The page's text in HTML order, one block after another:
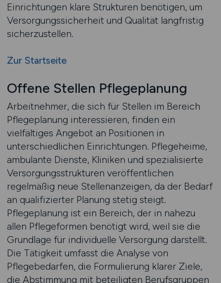
Einrichtungen klare Strukturen benötigen, um
Versorgungssicherheit und Qualität langfristig
sicherzustellen.
Zur Startseite
Offene Stellen Pflegeplanung
Arbeitnehmer, die sich für Stellen im Bereich
Pflegeplanung interessieren, finden ein
vielfältiges Angebot an Positionen in
unterschiedlichen Einrichtungen. Pflegeheime,
ambulante Dienste, Kliniken und spezialisierte
Versorgungsstrukturen veröffentlichen
regelmäßig neue Stellenanzeigen, da der Bedarf
an qualifizierter Planung stetig steigt.
Pflegeplanung ist ein Bereich, der in nahezu
allen Pflegeformen benötigt wird, weil sie die
Grundlage für individuelle Versorgung darstellt.
Die Tätigkeit umfasst die Analyse von
Pflegebedarfen, die Formulierung klarer Ziele,
die Abstimmung mit beteiligten Berufsgruppen